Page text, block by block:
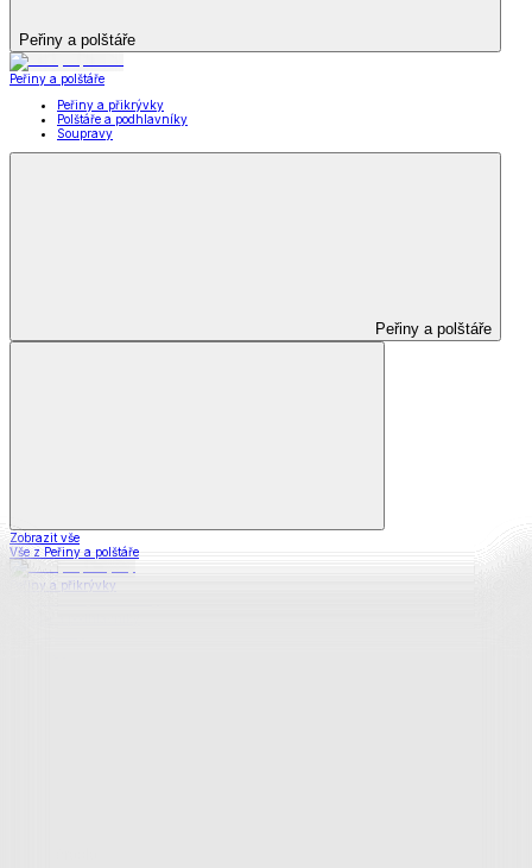
Peřiny a polštáře
Peřiny a polštáře
Peřiny a přikrývky
Polštáře a podhlavníky
Soupravy
Peřiny a polštáře
Zobrazit vše
Vše z Peřiny a polštáře
Peřiny a přikrývky